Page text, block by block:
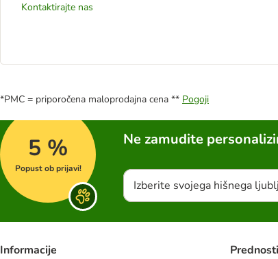
Kontaktirajte nas
*PMC = priporočena maloprodajna cena ** Pogoji
5 %
Popust ob prijavi!
Ne zamudite
Izberite svojega hišnega
Informacije Prednosti